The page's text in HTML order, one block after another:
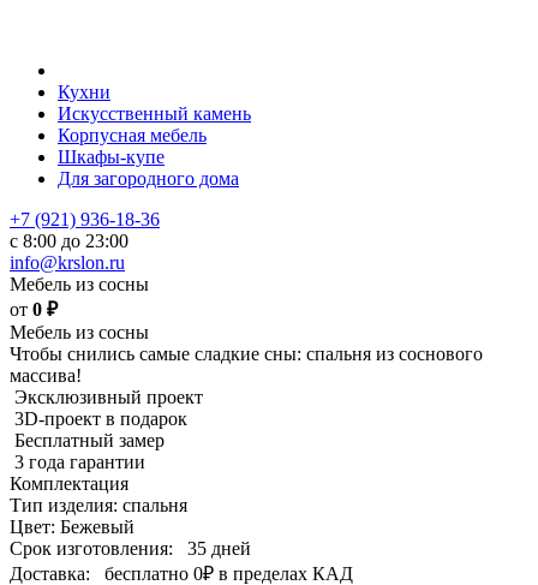
Кухни
Искусственный камень
Корпусная мебель
Шкафы-купе
Для загородного дома
+7 (921) 936-18-36
с 8:00 до 23:00
info@krslon.ru
Мебель из сосны
от 0 ₽
Мебель из сосны
Чтобы снились самые сладкие сны: спальня из соснового
массива!
Эксклюзивный проект
3D-проект в подарок
Бесплатный замер
3 года гарантии
Комплектация
Тип изделия: спальня
Цвет: Бежевый
Срок изготовления:
35 дней
Доставка:
бесплатно 0₽ в пределах КАД